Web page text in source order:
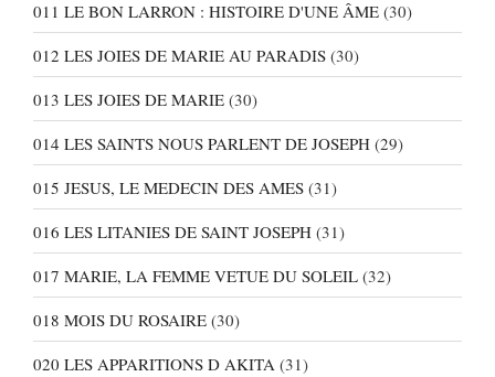
011 LE BON LARRON : HISTOIRE D'UNE ÂME (30)
012 LES JOIES DE MARIE AU PARADIS (30)
013 LES JOIES DE MARIE (30)
014 LES SAINTS NOUS PARLENT DE JOSEPH (29)
015 JESUS, LE MEDECIN DES AMES (31)
016 LES LITANIES DE SAINT JOSEPH (31)
017 MARIE, LA FEMME VETUE DU SOLEIL (32)
018 MOIS DU ROSAIRE (30)
020 LES APPARITIONS D AKITA (31)